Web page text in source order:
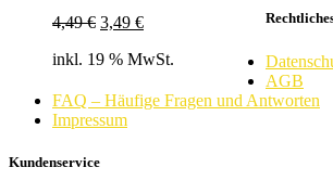
4,49€ Ursprünglicher
war:
3,49 €Aktueller
ist:
inkl. 19 % MwSt.
AGB
FAQ – Häufige Fragen und Antworten
Impressum
Kundenservice